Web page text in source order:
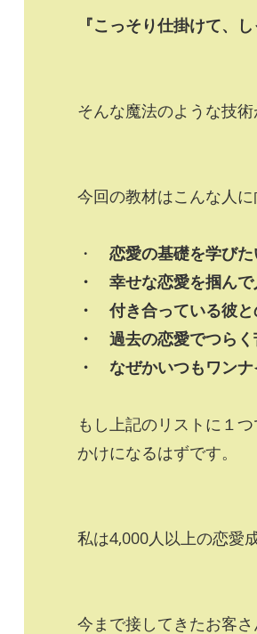
『こっそり仕掛けて、
そんな魔法のような技
今回の教材はこんな人に
・ 恋愛の基礎を学びた
・ 幸せな恋愛を掴ん
・ 付き合っている彼
・ 過去の恋愛でつら
・ なぜかいつもワン
もし上記のリストに１
かけになるはずです。
私は4,000人以上の恋愛
今まで接してきたお客